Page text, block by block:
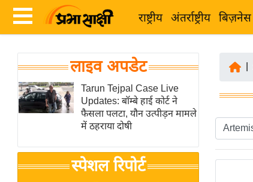
राष्ट्रीय अंतर्राष्ट्रीय बिज़नेस
Latest
News
in
Hindi
News
Live
ता
ख
ब
राष्ट्रीय
अंतर्राष्ट्रीय
लाइव अपडेट
Tarun Tejpal Case Live
Updates: बॉम्बे हाई कोर्ट ने
फैसला पलटा, यौन उत्पीड़न मामले
में ठहराया दोषी
स्पेशल रिपोर्ट